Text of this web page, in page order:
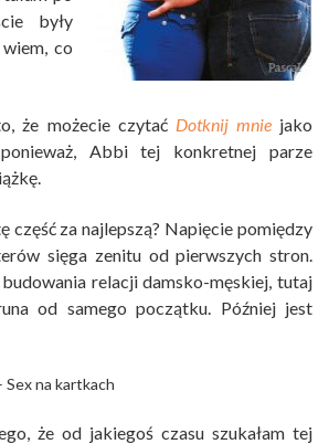
były
co
że możecie czytać Dotknij mniejako
Abbi tej konkretnej parze
część za najlepszą? Napięcie pomiędzy
sięga zenitu od pierwszych stron.
relacji damsko-męskiej, tutaj
od samego początku. Później jest
Sex na kartkach
że od jakiegoś czasu szukałam tej